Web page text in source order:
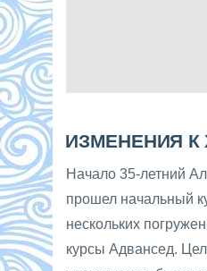
ИЗМЕНЕНИЯ
Начало 35-летний
прошел начальный
нескольких
курсы Адвансед.